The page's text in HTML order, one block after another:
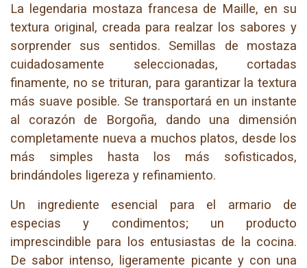
La legendaria mostaza francesa de Maille, en su
textura original, creada para realzar los sabores y
sorprender sus sentidos. Semillas de mostaza
cuidadosamente seleccionadas, cortadas
finamente, no se trituran, para garantizar la textura
más suave posible. Se transportará en un instante
al corazón de Borgoña, dando una dimensión
completamente nueva a muchos platos, desde los
más simples hasta los más sofisticados,
brindándoles ligereza y refinamiento.
Un ingrediente esencial para el armario de
especias y condimentos; un producto
imprescindible para los entusiastas de la cocina.
De sabor intenso, ligeramente picante y con una